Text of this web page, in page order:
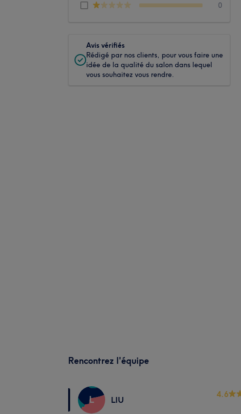
0
Avis vérifiés
Rédigé par nos clients, pour vous faire une
idée de la qualité du salon dans lequel
vous souhaitez vous rendre.
Rencontrez l'équipe
L LIU
4.6